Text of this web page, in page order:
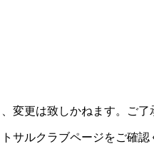
変更は致しかねます。ご了
サルクラブページをご確認